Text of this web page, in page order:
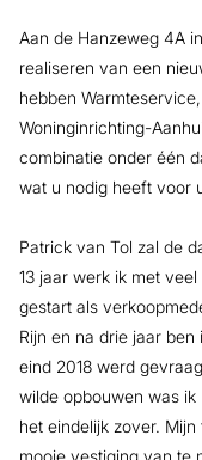
Aan de Hanzeweg 4A
realiseren van een
hebben
Woninginrichting-
combinatie onder één
wat u nodig heeft voor
Patrick van Tol zal de
13 jaar werk ik met
gestart als
Rijn en na drie jaar
eind 2018 werd
wilde opbouwen was ik
het eindelijk zover.